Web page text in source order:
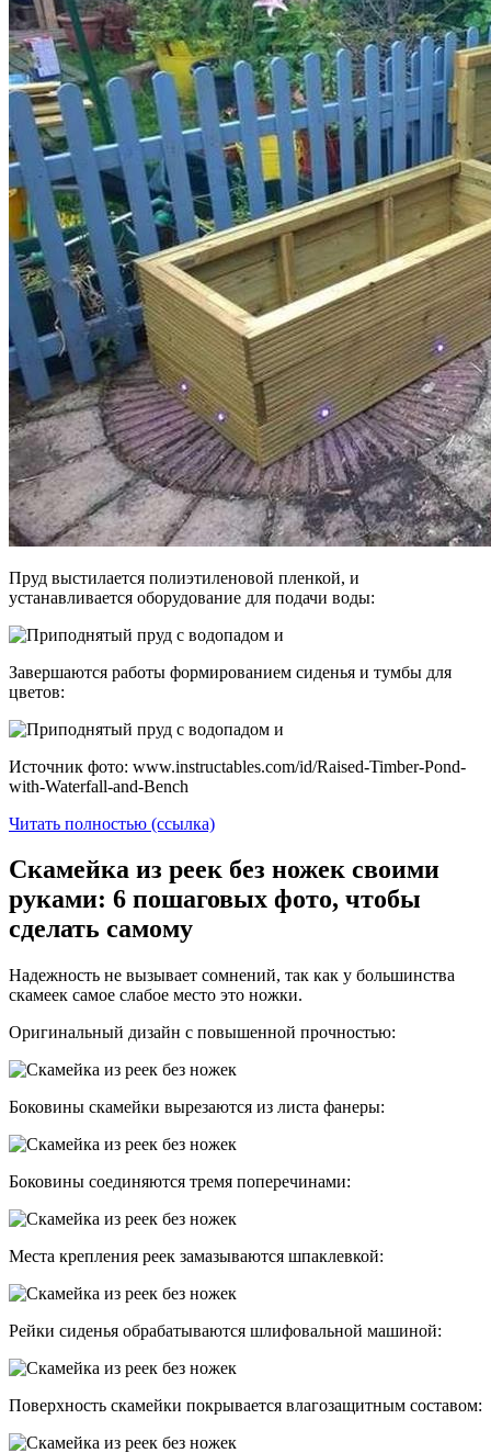
Пруд выстилается полиэтиленовой пленкой, и
устанавливается оборудование для подачи воды:
Завершаются работы формированием сиденья и тумбы для
цветов:
Источник фото: www.instructables.com/id/Raised-Timber-Pond-
with-Waterfall-and-Bench
Читать полностью (ссылка)
Скамейка из реек без ножек своими
руками: 6 пошаговых фото, чтобы
сделать самому
Надежность не вызывает сомнений, так как у большинства
скамеек самое слабое место это ножки.
Оригинальный дизайн с повышенной прочностью:
Боковины скамейки вырезаются из листа фанеры:
Боковины соединяются тремя поперечинами:
Места крепления реек замазываются шпаклевкой:
Рейки сиденья обрабатываются шлифовальной машиной:
Поверхность скамейки покрывается влагозащитным составом: